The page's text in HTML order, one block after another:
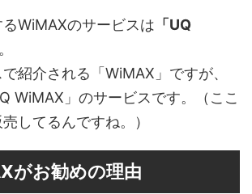
WiMAXのサービスは 「UQ
紹介される「WiMAX」ですが、
WiMAX」のサービスです。（ここ
してるんですね。）
がお勧めの理由